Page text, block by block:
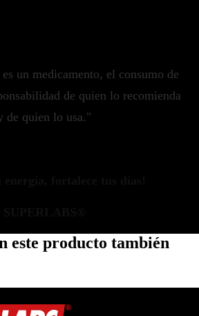
un medicamento, el consumo de
de quien lo recomienda
de quien lo usa."
este producto también